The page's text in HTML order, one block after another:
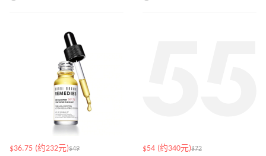
$36.75 (约232元)$49 $54 (约340元)$72